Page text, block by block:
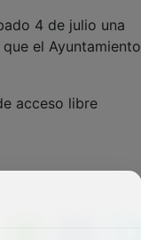
4 de julio una
el Ayuntamiento
acceso libre